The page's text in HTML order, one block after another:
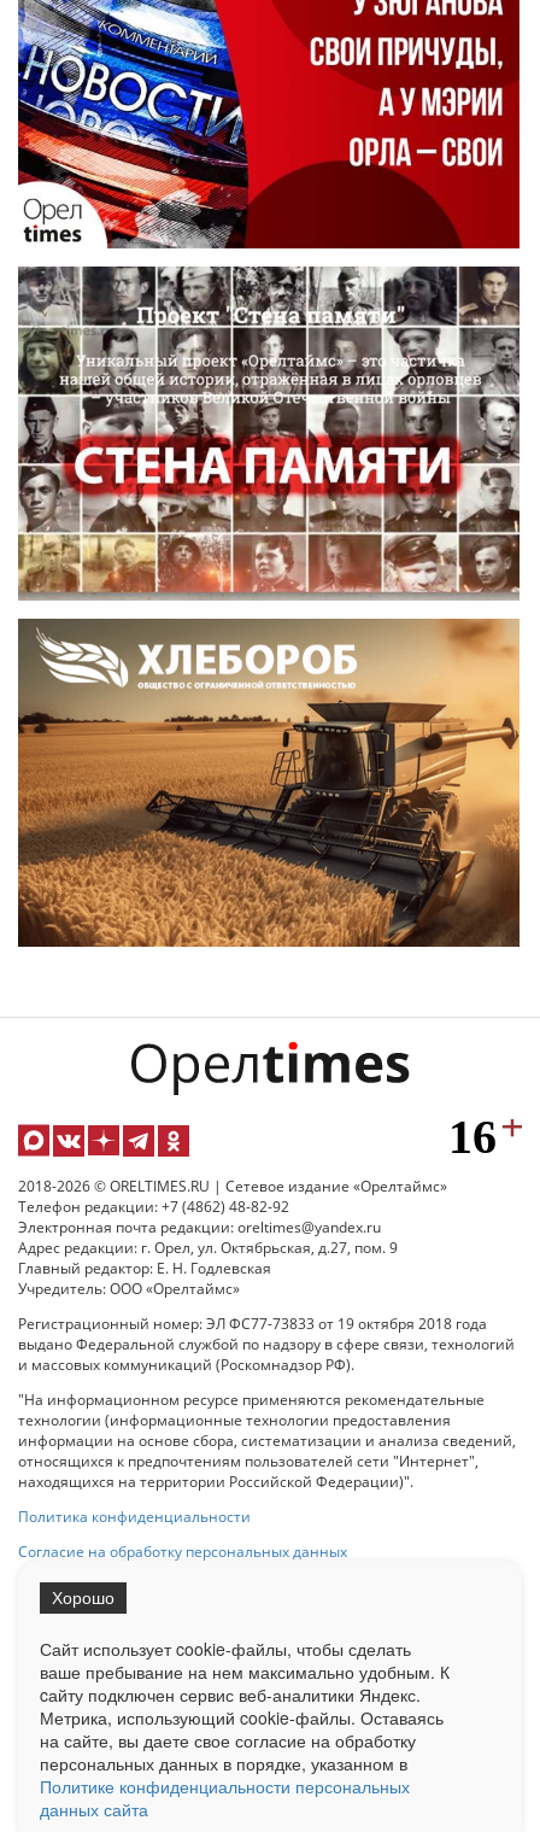
2018-2026 © ORELTIMES.RU | Сетевое издание «Орелтаймс»
Телефон редакции: +7 (4862) 48-82-92
Электронная почта редакции: oreltimes@yandex.ru
Адрес редакции: г. Орел, ул. Октябрьская, д.27, пом. 9
Главный редактор: Е. Н. Годлевская
Учредитель: ООО «Орелтаймс»
Регистрационный номер: ЭЛ ФС77-73833 от 19 октября 2018 года
выдано Федеральной службой по надзору в сфере связи, технологий
и массовых коммуникаций (Роскомнадзор РФ).
"На информационном ресурсе применяются рекомендательные
технологии (информационные технологии предоставления
информации на основе сбора, систематизации и анализа сведений,
относящихся к предпочтениям пользователей сети "Интернет",
находящихся на территории Российской Федерации)".
Политика конфиденциальности
Согласие на обработку персональных данных
на Сетевое издание «ОрелТаймс» обязательна.
Ограниченная статистика посещаемости доступна на сайте
Liveinternet.ru . Подробная статистика для рекламодателей по запросу
у менеджера.
Реклама Документы О нас Контакты
Сайт использует cookie-файлы, чтобы сделать
ваше пребывание на нем максимально удобным. К
cайту подключен сервис веб-аналитики Яндекс.
Метрика, использующий cookie-файлы. Оставаясь
на сайте, вы даете свое согласие на обработку
персональных данных в порядке, указанном в
Политике конфиденциальности персональных
данных сайта
Хорошо